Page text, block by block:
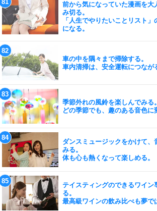
前から気になっていた漫画を大
み切る。
「人生でやりたいことリスト
になる。
車の中を隅々まで掃除する。
車内清掃は、安全運転につなが
季節外れの風鈴を楽しんでみる。
どの季節でも、趣のある音色に
ダンスミュージックをかけて、
みる。
体も心も熱くなって楽しめる。
テイスティングのできるワイン
る。
最高級ワインの飲み比べも夢で